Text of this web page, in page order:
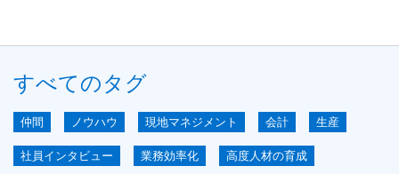
すべてのタグ
仲間 ノウハウ 現地マネジメント 会計 生産
社員インタビュー 業務効率化 高度人材の育成